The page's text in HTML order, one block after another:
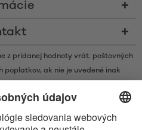
z pridanej hodnoty vrát. poštovných
poplatkov, ak nie je uvedené inak
používanie takýchto značiek
GmbH podlieha licencií.
Apple a Apple Watch sú ochrannými